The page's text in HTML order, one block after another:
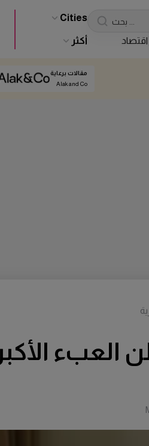
Cities
اقتصاد أكثر
مقالات برعاية
Alak and Co
العبء